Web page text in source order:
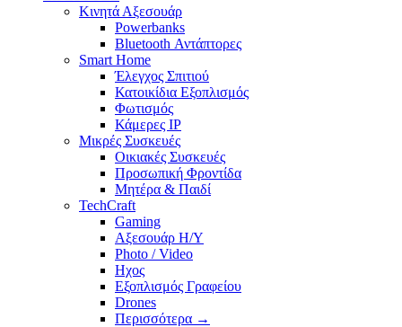
Κινητά Αξεσουάρ
Powerbanks
Bluetooth Αντάπτορες
Smart Home
Έλεγχος Σπιτιού
Κατοικίδια Εξοπλισμός
Φωτισμός
Κάμερες IP
Μικρές Συσκευές
Οικιακές Συσκευές
Προσωπική Φροντίδα
Μητέρα & Παιδί
TechCraft
Gaming
Αξεσουάρ H/Y
Photo / Video
Ηχος
Εξοπλισμός Γραφείου
Drones
Περισσότερα →